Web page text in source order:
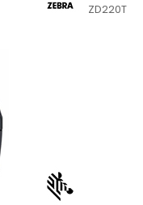
ZD220T